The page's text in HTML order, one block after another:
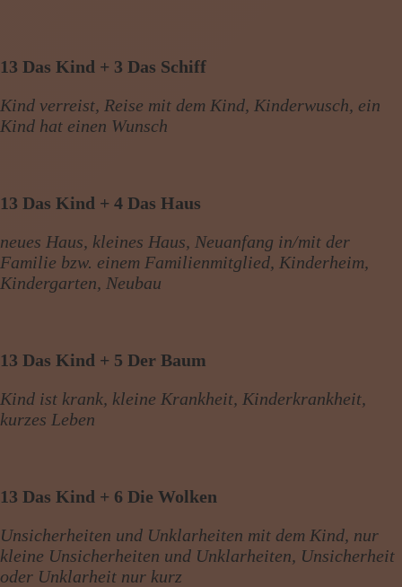
13 Das Kind + 3 Das Schiff
Kind verreist, Reise mit dem Kind, Kinderwusch, ein
Kind hat einen Wunsch
13 Das Kind + 4 Das Haus
neues Haus, kleines Haus, Neuanfang in/mit der
Familie bzw. einem Familienmitglied, Kinderheim,
Kindergarten, Neubau
13 Das Kind + 5 Der Baum
Kind ist krank, kleine Krankheit, Kinderkrankheit,
kurzes Leben
13 Das Kind + 6 Die Wolken
Unsicherheiten und Unklarheiten mit dem Kind, nur
kleine Unsicherheiten und Unklarheiten, Unsicherheit
oder Unklarheit nur kurz